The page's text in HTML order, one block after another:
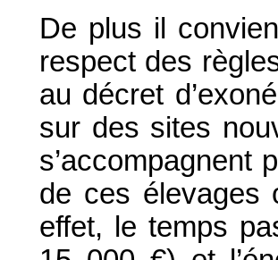
De plus il
respect des
au décret
sur des sites
s’accompagnent
de ces élevages
effet, le temps